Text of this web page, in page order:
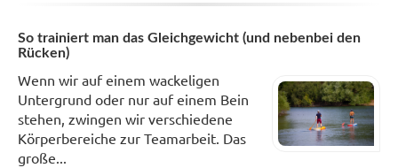
So trainiert man das Gleichgewicht (und nebenbei den
Rücken)
Wenn wir auf einem wackeligen
Untergrund oder nur auf einem Bein
stehen, zwingen wir verschiedene
Körperbereiche zur Teamarbeit. Das
große...